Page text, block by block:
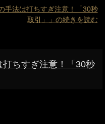
手法は打ちすぎ注意！「30秒
取引」」の続きを読む
打ちすぎ注意！「30秒